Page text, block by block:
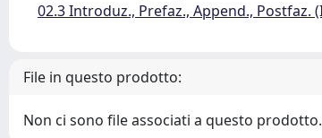
02.3 Introduz., Prefaz., Append., Postfaz.
File in questo prodotto:
Non ci sono file associati a questo prodotto.